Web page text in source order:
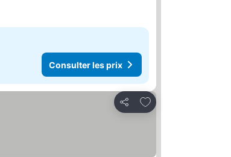
Consulter les prix
Partager
Ajouter à mes favoris